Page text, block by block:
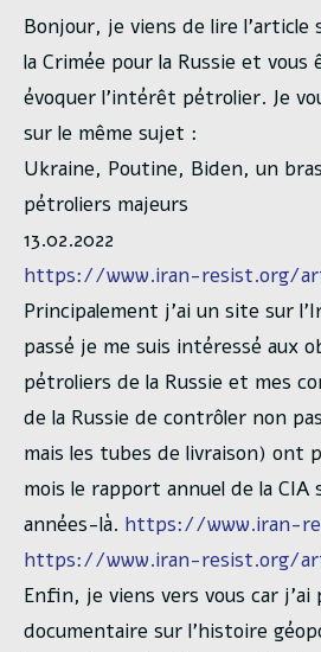
Bonjour, je viens de lire l’article
la Crimée pour la Russie et vous
évoquer l’intérêt pétrolier. Je
sur le même sujet :
Ukraine, Poutine, Biden, un
pétroliers majeurs
13.02.2022
https://www.iran-resist.org/
Principalement j’ai un site sur
passé je me suis intéressé aux
pétroliers de la Russie et mes
de la Russie de contrôler non
mais les tubes de livraison) ont
mois le rapport annuel de la CIA
années-là. https://www.iran-
https://www.iran-resist.org/
Enfin, je viens vers vous car
documentaire sur l’histoire